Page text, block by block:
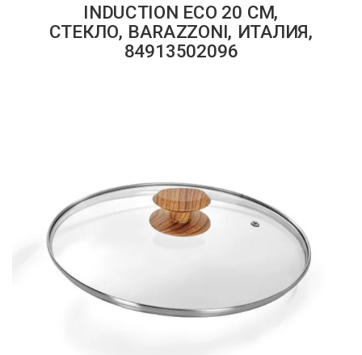
INDUCTION ECO 20 СМ,
СТЕКЛО, BARAZZONI, ИТАЛИЯ,
84913502096